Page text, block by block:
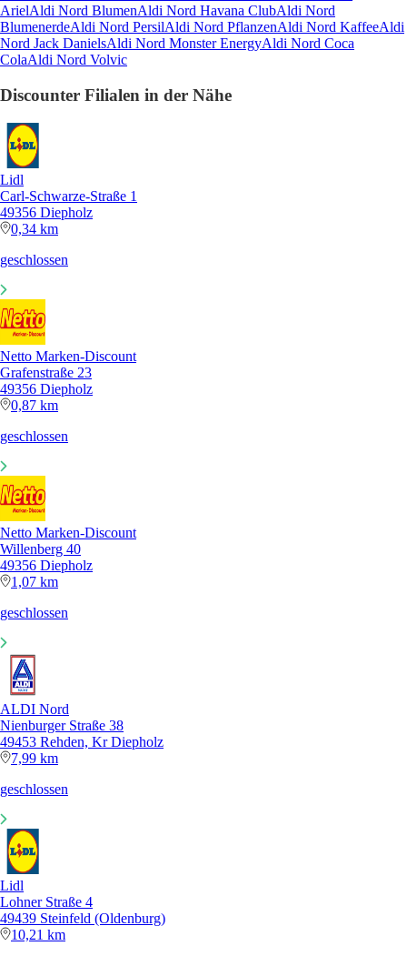
ArielAldi Nord BlumenAldi Nord Havana ClubAldi Nord
BlumenerdeAldi Nord PersilAldi Nord PflanzenAldi Nord KaffeeAldi
Nord Jack DanielsAldi Nord Monster EnergyAldi Nord Coca
ColaAldi Nord Volvic
Discounter Filialen in der Nähe
Lidl
Carl-Schwarze-Straße 1
49356 Diepholz
0,34 km
geschlossen
Netto Marken-Discount
Grafenstraße 23
49356 Diepholz
0,87 km
geschlossen
Netto Marken-Discount
Willenberg 40
49356 Diepholz
1,07 km
geschlossen
ALDI Nord
Nienburger Straße 38
49453 Rehden, Kr Diepholz
7,99 km
geschlossen
Lidl
Lohner Straße 4
49439 Steinfeld (Oldenburg)
10,21 km